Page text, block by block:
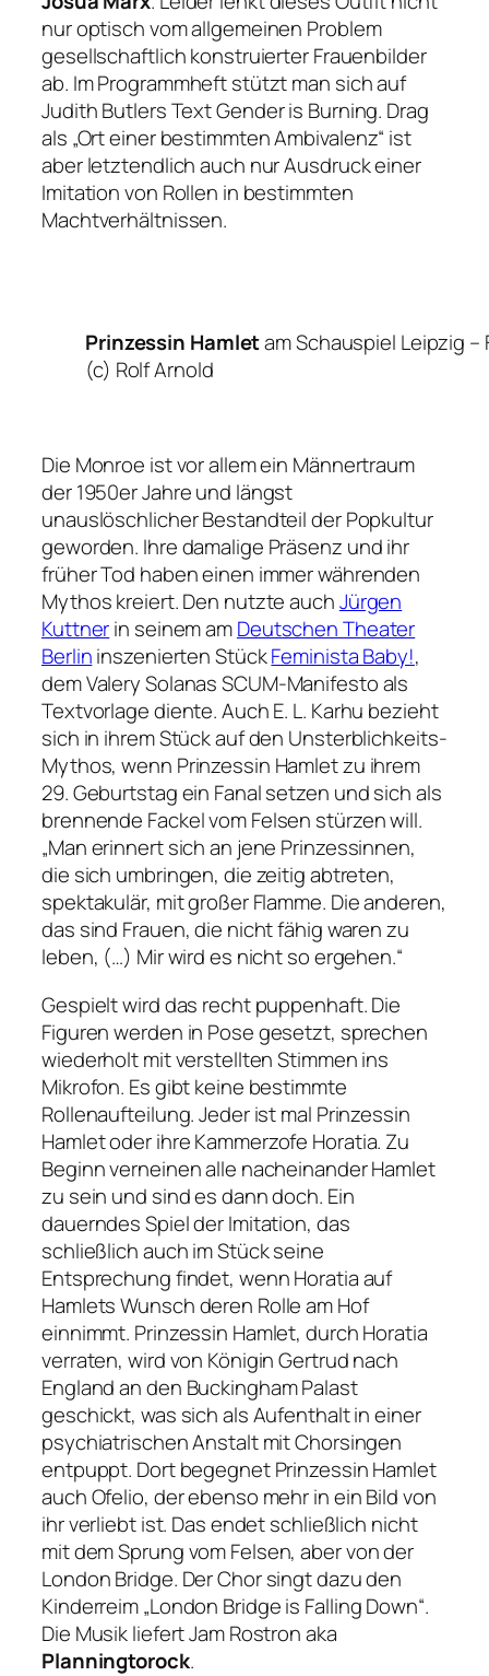
nur optisch vom allgemeinen Problem
gesellschaftlich konstruierter Frauenbilder
ab. Im Programmheft stützt man sich auf
Judith Butlers TextGender is Burning. Drag
als „Ort einer bestimmten Ambivalenz“ ist
aber letztendlich auch nur Ausdruck einer
Imitation von Rollen in bestimmten
Machtverhältnissen.
Prinzessin Hamletam Schauspiel Leipzig –
(c) Rolf Arnold
Die Monroe ist vor allem ein Männertraum
der 1950er Jahre und längst
unauslöschlicher Bestandteil der Popkultur
geworden. Ihre damalige Präsenz und ihr
früher Tod haben einen immer währenden
Mythos kreiert. Den nutzte auchJürgen
Kuttnerin seinem amDeutschen Theater
Berlininszenierten StückFeminista Baby!,
dem Valery Solanas SCUM-Manifesto als
Textvorlage diente. Auch E. L. Karhu bezieht
sich in ihrem Stück auf den Unsterblichkeits-
Mythos, wenn Prinzessin Hamlet zu ihrem
29. Geburtstag ein Fanal setzen und sich als
brennende Fackel vom Felsen stürzen will.
„Man erinnert sich an jene Prinzessinnen,
die sich umbringen, die zeitig abtreten,
spektakulär, mit großer Flamme. Die anderen,
das sind Frauen, die nicht fähig waren zu
leben, (…) Mir wird es nicht so ergehen.“
Gespielt wird das recht puppenhaft. Die
Figuren werden in Pose gesetzt, sprechen
wiederholt mit verstellten Stimmen ins
Mikrofon. Es gibt keine bestimmte
Rollenaufteilung. Jeder ist mal Prinzessin
Hamlet oder ihre Kammerzofe Horatia. Zu
Beginn verneinen alle nacheinander Hamlet
zu sein und sind es dann doch. Ein
dauerndes Spiel der Imitation, das
schließlich auch im Stück seine
Entsprechung findet, wenn Horatia auf
Hamlets Wunsch deren Rolle am Hof
einnimmt. Prinzessin Hamlet, durch Horatia
verraten, wird von Königin Gertrud nach
England an den Buckingham Palast
geschickt, was sich als Aufenthalt in einer
psychiatrischen Anstalt mit Chorsingen
entpuppt. Dort begegnet Prinzessin Hamlet
auch Ofelio, der ebenso mehr in ein Bild von
ihr verliebt ist. Das endet schließlich nicht
mit dem Sprung vom Felsen, aber von der
London Bridge. Der Chor singt dazu den
Kinderreim „London Bridge is Falling Down“.
Die Musik liefert Jam Rostron aka
Planningtorock.